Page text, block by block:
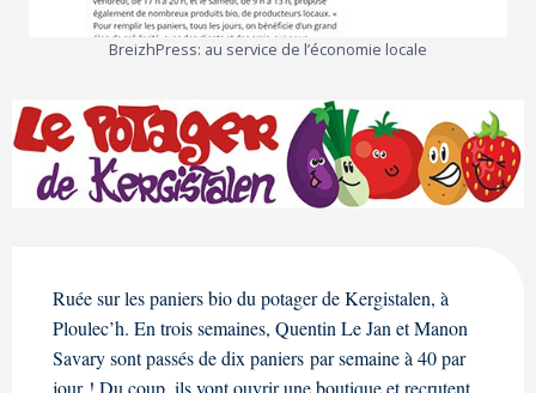
BreizhPress: au service de l’économie locale
Ruée sur les paniers bio du potager de Kergistalen, à
Ploulec’h. En trois semaines, Quentin Le Jan et Manon
Savary sont passés de dix paniers par semaine à 40 par
jour ! Du coup, ils vont ouvrir une boutique et recrutent